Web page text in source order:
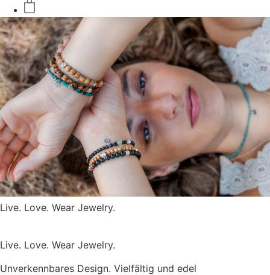
Live. Love. Wear Jewelry.
Live. Love. Wear Jewelry.
Unverkennbares Design. Vielfältig und edel